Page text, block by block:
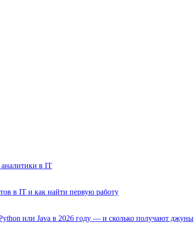
аналитики в IT
в IT и как найти первую работу
или Java в 2026 году — и сколько получают джуны